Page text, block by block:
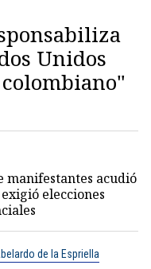
Unidos
manifestantes acudió
elecciones
de la Espriella